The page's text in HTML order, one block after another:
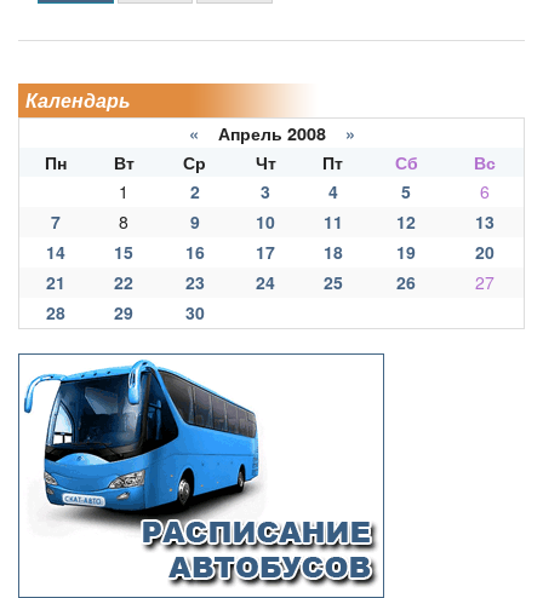
Календарь
« Апрель 2008 »
Пн
Вт Ср Чт Пт Сб
Вс
1
2 3 4 5
6
7
8 9 10 11 12
13
14
15 16 17 18 19
20
21
22 23 24 25 26
27
28
29 30